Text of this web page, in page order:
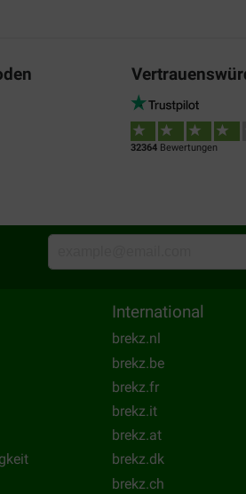
32364Bewertungen
International
brekz.nl
brekz.be
brekz.fr
brekz.it
brekz.at
brekz.dk
brekz.ch